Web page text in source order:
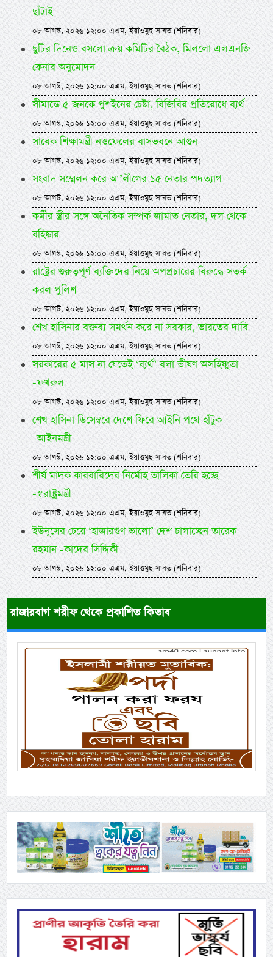
ছাঁটাই
০৮ আগস্ট, ২০২৬ ১২:০০ এএম, ইয়াওমুছ সাবত (শনিবার)
ছুটির দিনেও বসলো ক্রয় কমিটির বৈঠক, মিললো এলএনজি
কেনার অনুমোদন
০৮ আগস্ট, ২০২৬ ১২:০০ এএম, ইয়াওমুছ সাবত (শনিবার)
সীমান্তে ৫ জনকে পুশইনের চেষ্টা, বিজিবির প্রতিরোধে ব্যর্থ
০৮ আগস্ট, ২০২৬ ১২:০০ এএম, ইয়াওমুছ সাবত (শনিবার)
সাবেক শিক্ষামন্ত্রী নওফেলের বাসভবনে আগুন
০৮ আগস্ট, ২০২৬ ১২:০০ এএম, ইয়াওমুছ সাবত (শনিবার)
সংবাদ সম্মেলন করে আ’লীগের ১৫ নেতার পদত্যাগ
০৮ আগস্ট, ২০২৬ ১২:০০ এএম, ইয়াওমুছ সাবত (শনিবার)
কর্মীর স্ত্রীর সঙ্গে অনৈতিক সম্পর্ক জামাত নেতার, দল থেকে
বহিষ্কার
০৮ আগস্ট, ২০২৬ ১২:০০ এএম, ইয়াওমুছ সাবত (শনিবার)
রাষ্ট্রের গুরুত্বপূর্ণ ব্যক্তিদের নিয়ে অপপ্রচারের বিরুদ্ধে সতর্ক
করল পুলিশ
০৮ আগস্ট, ২০২৬ ১২:০০ এএম, ইয়াওমুছ সাবত (শনিবার)
শেখ হাসিনার বক্তব্য সমর্থন করে না সরকার, ভারতের দাবি
০৮ আগস্ট, ২০২৬ ১২:০০ এএম, ইয়াওমুছ সাবত (শনিবার)
সরকারের ৫ মাস না যেতেই ‘ব্যর্থ’ বলা ভীষণ অসহিষ্ণুতা
-ফখরুল
০৮ আগস্ট, ২০২৬ ১২:০০ এএম, ইয়াওমুছ সাবত (শনিবার)
শেখ হাসিনা ডিসেম্বরে দেশে ফিরে আইনি পথে হাঁটুক
-আইনমন্ত্রী
০৮ আগস্ট, ২০২৬ ১২:০০ এএম, ইয়াওমুছ সাবত (শনিবার)
শীর্ষ মাদক কারবারিদের নির্মোহ তালিকা তৈরি হচ্ছে
-স্বরাষ্ট্রমন্ত্রী
০৮ আগস্ট, ২০২৬ ১২:০০ এএম, ইয়াওমুছ সাবত (শনিবার)
ইউনূসের চেয়ে ‘হাজারগুণ ভালো’ দেশ চালাচ্ছেন তারেক
রহমান -কাদের সিদ্দিকী
০৮ আগস্ট, ২০২৬ ১২:০০ এএম, ইয়াওমুছ সাবত (শনিবার)
রাজারবাগ শরীফ থেকে প্রকাশিত কিতাব